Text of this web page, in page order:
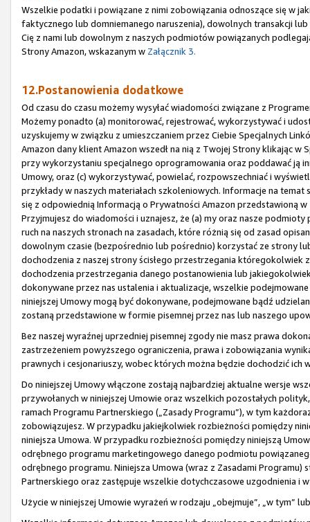
Wszelkie podatki i powiązane z nimi zobowiązania odnoszące się w
faktycznego lub domniemanego naruszenia), dowolnych transakcji
Cię z nami lub dowolnym z naszych podmiotów powiązanych
Strony Amazon, wskazanym w Załącznik 3.
12.Postanowienia dodatkowe
Od czasu do czasu możemy wysyłać wiadomości związane z
Możemy ponadto (a) monitorować, rejestrować, wykorzystywać i
uzyskujemy w związku z umieszczaniem przez Ciebie Specjalnych
Amazon dany klient Amazon wszedł na nią z Twojej Strony klikając
przy wykorzystaniu specjalnego oprogramowania oraz poddawać ją
Umowy, oraz (c) wykorzystywać, powielać, rozpowszechniać i
przykłady w naszych materiałach szkoleniowych. Informacje na
się z odpowiednią Informacją o Prywatności Amazon przedstawioną w
Przyjmujesz do wiadomości i uznajesz, że (a) my oraz nasze
ruch na naszych stronach na zasadach, które różnią się od zasad
dowolnym czasie (bezpośrednio lub pośrednio) korzystać ze strony
dochodzenia z naszej strony ścisłego przestrzegania któregokolwiek
dochodzenia przestrzegania danego postanowienia lub
dokonywane przez nas ustalenia i aktualizacje, wszelkie
niniejszej Umowy mogą być dokonywane, podejmowane bądź
zostaną przedstawione w formie pisemnej przez nas lub naszego
Bez naszej wyraźnej uprzedniej pisemnej zgody nie masz prawa
zastrzeżeniem powyższego ograniczenia, prawa i zobowiązania
prawnych i cesjonariuszy, wobec których można będzie dochodzić ich
Do niniejszej Umowy włączone zostają najbardziej aktualne wersje
przywołanych w niniejszej Umowie oraz wszelkich pozostałych
ramach Programu Partnerskiego („Zasady Programu”), w tym
zobowiązujesz. W przypadku jakiejkolwiek rozbieżności pomiędzy
niniejsza Umowa. W przypadku rozbieżności pomiędzy niniejszą
odrębnego programu marketingowego danego podmiotu
odrębnego programu. Niniejsza Umowa (wraz z Zasadami Programu)
Partnerskiego oraz zastępuje wszelkie dotychczasowe uzgodnienia i
Użycie w niniejszej Umowie wyrażeń w rodzaju „obejmuje”, „w tym”